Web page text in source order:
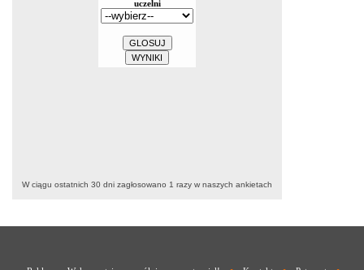
W ciągu ostatnich 30 dni zagłosowano 1 razy w naszych ankietach